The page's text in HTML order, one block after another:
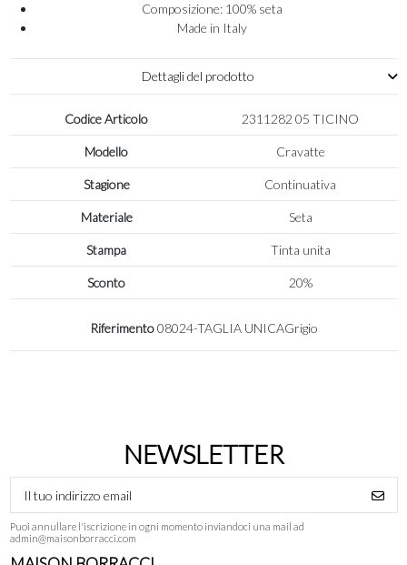
Composizione: 100% seta
Made in Italy
Dettagli del prodotto
Codice Articolo 2311282 05 TICINO
Modello Cravatte
Stagione Continuativa
Materiale Seta
Stampa Tinta unita
Sconto 20%
Riferimento 08024-TAGLIA UNICAGrigio
NEWSLETTER
Puoi annullare l'iscrizione in ogni momento inviandoci una mail ad
admin@maisonborracci.com